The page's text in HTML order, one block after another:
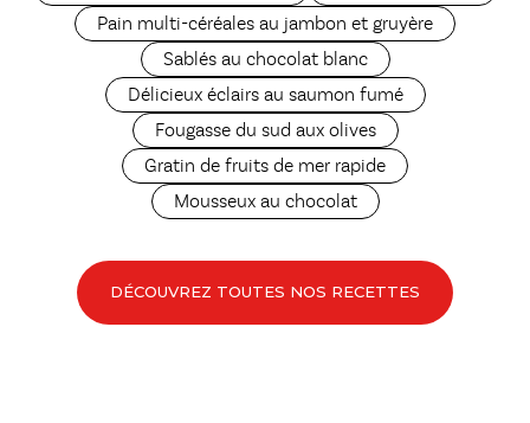
Pain multi-céréales au jambon et gruyère
Sablés au chocolat blanc
Délicieux éclairs au saumon fumé
Fougasse du sud aux olives
Gratin de fruits de mer rapide
Mousseux au chocolat
DÉCOUVREZ TOUTES NOS RECETTES